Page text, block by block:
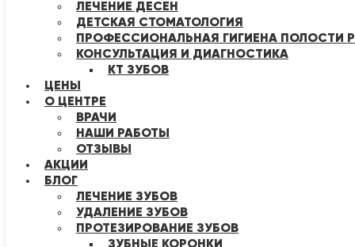
ЛЕЧЕНИЕ ДЕСЕН
ДЕТСКАЯ СТОМАТОЛОГИЯ
ПРОФЕССИОНАЛЬНАЯ ГИГИЕНА ПОЛОСТИ
КОНСУЛЬТАЦИЯ И ДИАГНОСТИКА
КТ ЗУБОВ
ЦЕНЫ
О ЦЕНТРЕ
ВРАЧИ
НАШИ РАБОТЫ
ОТЗЫВЫ
АКЦИИ
БЛОГ
ЛЕЧЕНИЕ ЗУБОВ
УДАЛЕНИЕ ЗУБОВ
ПРОТЕЗИРОВАНИЕ ЗУБОВ